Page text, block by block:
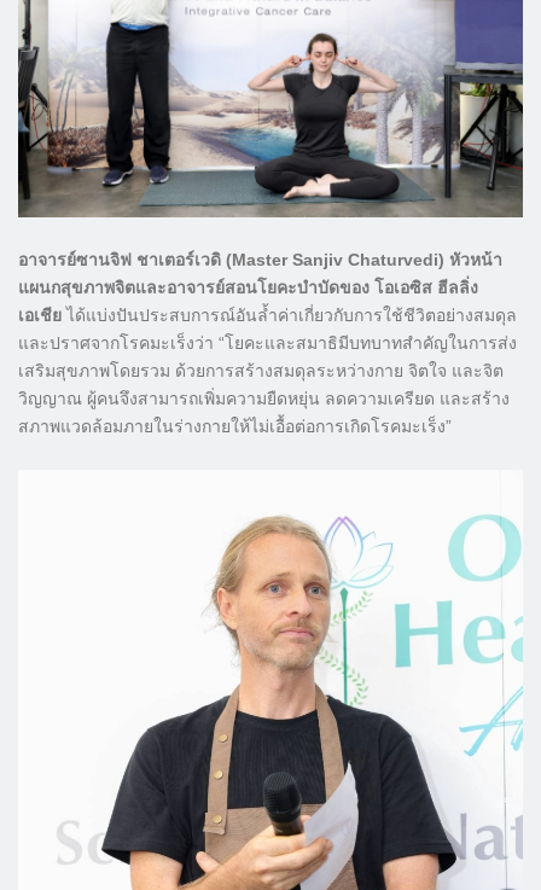
อาจารย์ซานจิฟ ชาเตอร์เวดิ (Master Sanjiv Chaturvedi) หัวหน้า
แผนกสุขภาพจิตและอาจารย์สอนโยคะบำบัดของ โอเอซิส ฮีลลิ่ง
เอเชียได้แบ่งปันประสบการณ์อันล้ำค่าเกี่ยวกับการใช้ชีวิตอย่างสมดุล
และปราศจากโรคมะเร็งว่า “โยคะและสมาธิมีบทบาทสำคัญในการส่ง
เสริมสุขภาพโดยรวม ด้วยการสร้างสมดุลระหว่างกาย จิตใจ และจิต
วิญญาณ ผู้คนจึงสามารถเพิ่มความยืดหยุ่น ลดความเครียด และสร้าง
สภาพแวดล้อมภายในร่างกายให้ไม่เอื้อต่อการเกิดโรคมะเร็ง”